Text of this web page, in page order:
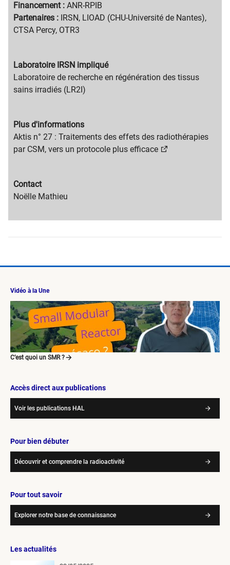
title
content
text
Financement : ANR-RPIB
Partenaires : IRSN, LIOAD (CHU-Université de Nantes),
CTSA Percy, OTR3
Migration
content
title
Laboratoire IRSN impliqué
Migration
content
Laboratoire de recherche en régénération des tissus
sains irradiés (LR2I)
Migration
content
title
Plus d'informations
Migration
content
Aktis n° 27 : Traitements des effets des radiothérapies
par CSM, vers un protocole plus efficace
Migration
content
Contact
Migration
text
Noëlle Mathieu
Vidéo à la Une
C’est quoi un SMR ?
Accès direct aux publications
Voir les publications HAL
Pour bien débuter
Découvrir et comprendre la radioactivité
Pour tout savoir
Explorer notre base de connaissance
Les actualités